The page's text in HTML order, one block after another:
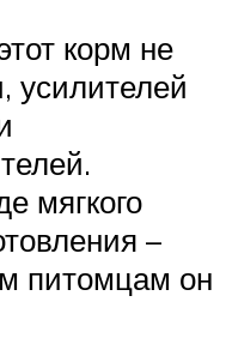
корм не
усилителей
мягкого
–
питомцам он